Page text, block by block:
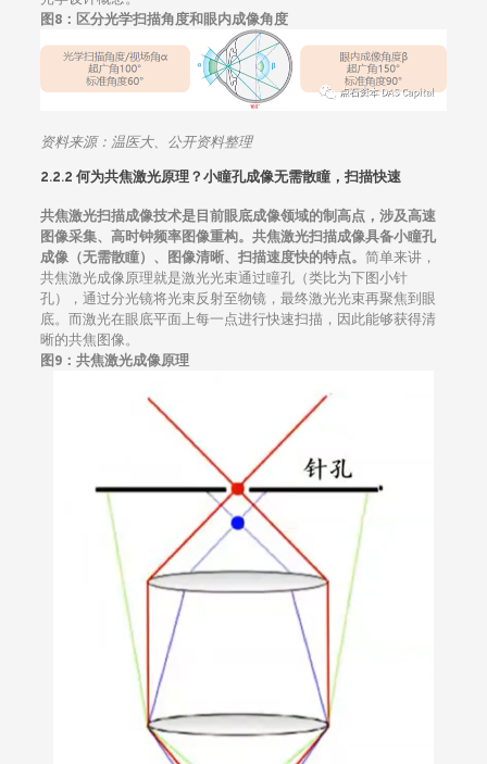
图8： 区分光学扫描角度和眼内成像角度
资料来源： 温医大、公开资料整理
2.2.2 何为共焦激光原理？小瞳孔成像无需散瞳，扫描快速
共焦激光扫描成像技术是目前眼底成像领域的制高点，涉及高速
图像采集、高时钟频率图像重构。共焦激光扫描成像具备小瞳孔
成像（无需散瞳）、图像清晰、扫描速度快的特点。 简单来讲，
共焦激光成像原理就是激光光束通过瞳孔（类比为下图小针
孔），通过分光镜将光束反射至物镜，最终激光光束再聚焦到眼
底。而激光在眼底平面上每一点进行快速扫描，因此能够获得清
晰的共焦图像。
图9： 共焦激光成像原理